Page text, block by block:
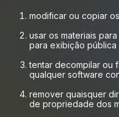
modificar ou copiar
usar os materiais
para exibição pública
tentar decompilar ou
qualquer software
remover quaisquer
de propriedade dos